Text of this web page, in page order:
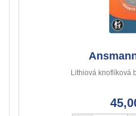
Lithiová knoflíková